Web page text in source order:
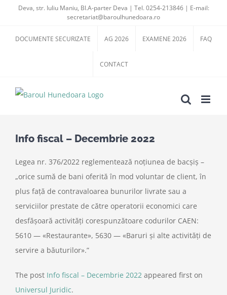
content
Deva, str. Iuliu Maniu, Bl.A-parter Deva | Tel. 0254-213846 | E-mail:
secretariat@baroulhunedoara.ro
DOCUMENTE SECURIZATE AG 2026 EXAMENE 2026 FAQ
CONTACT
Info fiscal – Decembrie 2022
Legea nr. 376/2022 reglementează noțiunea de bacșiș –
„orice sumă de bani oferită în mod voluntar de client, în
plus față de contravaloarea bunurilor livrate sau a
serviciilor prestate de către operatorii economici care
desfășoară activități corespunzătoare codurilor CAEN:
5610 — «Restaurante», 5630 — «Baruri și alte activități de
servire a băuturilor».”
The post Info fiscal – Decembrie 2022 appeared first on
Universul Juridic.